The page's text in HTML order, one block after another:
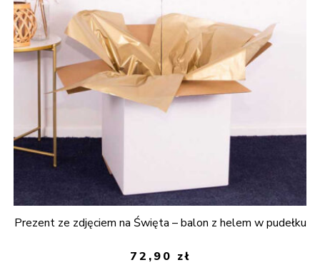
Prezent ze zdjęciem na Święta – balon z helem w pudełku
72,90 zł